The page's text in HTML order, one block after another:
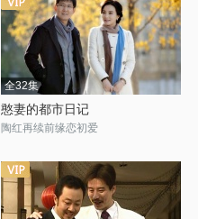
全32集
憨妻的都市日记
陶红再续前缘恋初爱